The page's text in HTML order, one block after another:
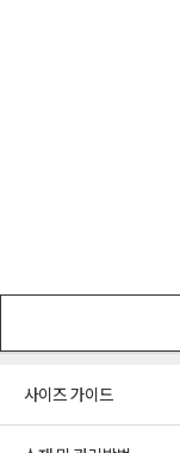
사이즈 가이드